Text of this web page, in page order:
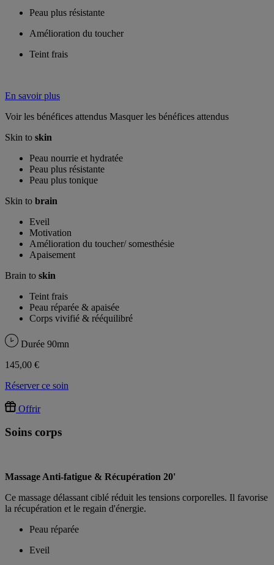
Peau plus résistante
Amélioration du toucher
Teint frais
En savoir plus
Voir les bénéfices attendus Masquer les bénéfices attendus
Skin to skin
Peau nourrie et hydratée
Peau plus résistante
Peau plus tonique
Skin to brain
Eveil
Motivation
Amélioration du toucher/ somesthésie
Apaisement
Brain to skin
Teint frais
Peau réparée & apaisée
Corps vivifié & rééquilibré
Durée 90mn
145,00 €
Réserver ce soin
Offrir
Soins corps
Massage Anti-fatigue & Récupération 20'
Ce massage délassant ciblé réduit les tensions corporelles. Il favorise
la récupération et le regain d'énergie.
Peau réparée
Eveil